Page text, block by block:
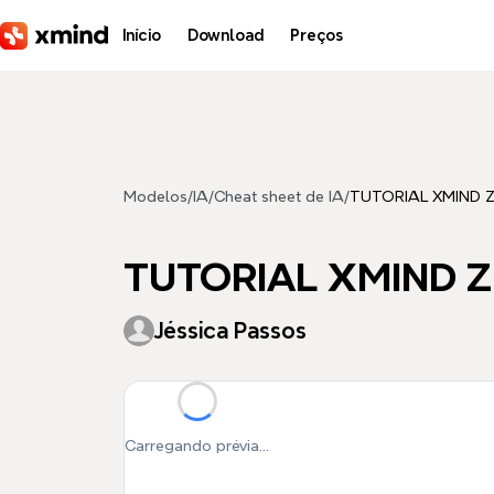
Início Download Preços
Modelos/ IA/Cheat sheet de IA/TUTORIAL XMIND
TUTORIAL XMIND
Jéssica Passos
Carregando prévia...